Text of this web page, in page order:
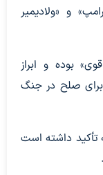
و «ولادیمیر
بوده و ابراز
برای صلح در جنگ
تأکید داشته است